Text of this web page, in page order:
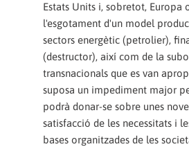
Estats Units i, sobretot, Europa
l'esgotament d'un model
sectors energètic (petrolier),
(destructor), així com de la
transnacionals que es van
suposa un impediment major
podrà donar-se sobre unes
satisfacció de les necessitats i
bases organitzades de les